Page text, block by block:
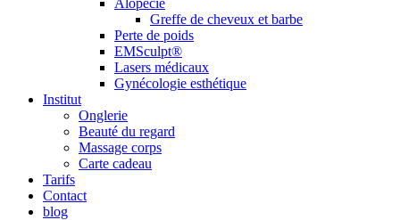
Alopécie
Greffe de cheveux et barbe
Perte de poids
EMSculpt®
Lasers médicaux
Gynécologie esthétique
Institut
Onglerie
Beauté du regard
Massage corps
Carte cadeau
Tarifs
Contact
blog